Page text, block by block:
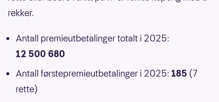
rekker.
Antall premieutbetalinger totalt i 2025:
12 500 680
Antall førstepremieutbetalinger i 2025: 185 (7
rette)